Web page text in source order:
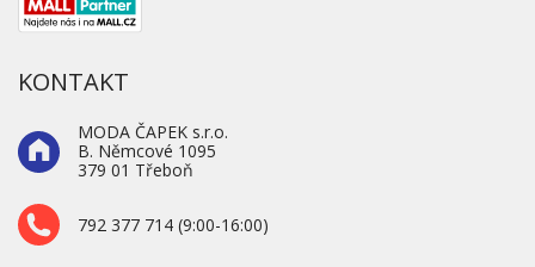
KONTAKT
MODA ČAPEK s.r.o.
B. Němcové 1095
379 01 Třeboň
792 377 714 (9:00-16:00)